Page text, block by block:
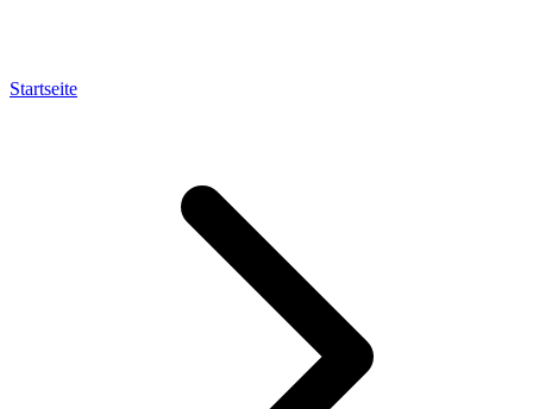
Startseite